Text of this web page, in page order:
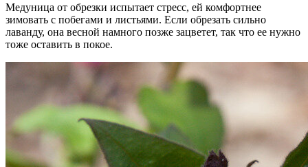
Медуница от обрезки испытает стресс, ей комфортнее
зимовать с побегами и листьями. Если обрезать сильно
лаванду, она весной намного позже зацветет, так что ее нужно
тоже оставить в покое.